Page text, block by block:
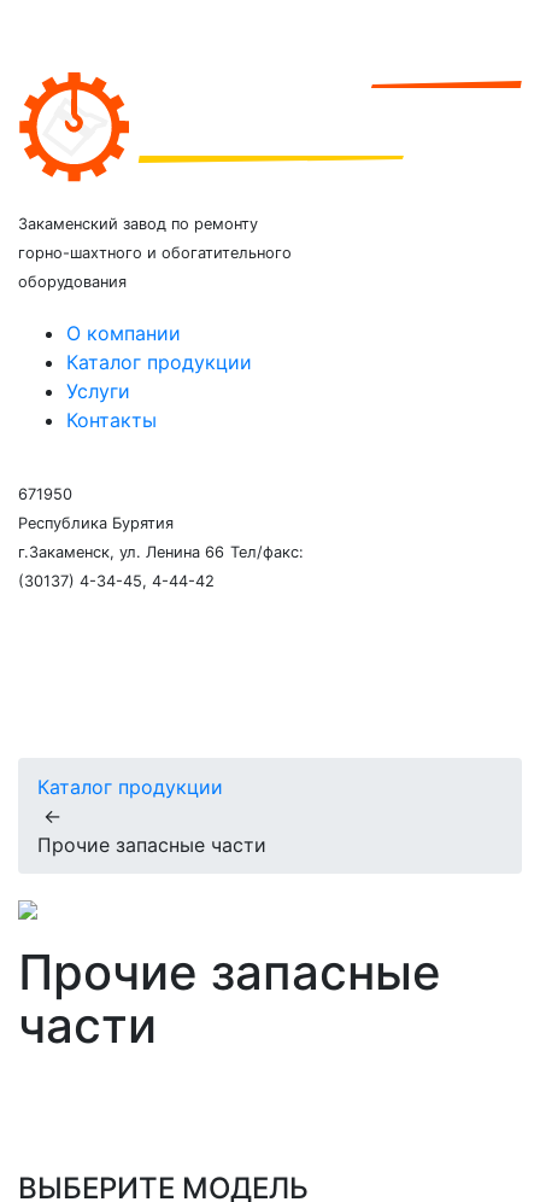
Закаменский завод по ремонту
горно-шахтного и обогатительного
оборудования
О компании
Каталог продукции
Услуги
Контакты
671950
Республика Бурятия
г.Закаменск, ул. Ленина 66 Тел/факс:
(30137) 4-34-45, 4-44-42
Каталог продукции
←
Прочие запасные части
Прочие запасные
части
ВЫБЕРИТЕ МОДЕЛЬ